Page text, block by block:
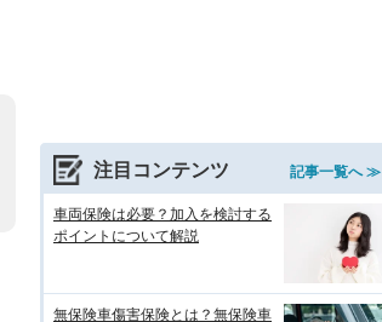
注目コンテンツ 記事一覧へ ≫
車両保険は必要？加入を検討する
ポイントについて解説
無保険車傷害保険とは？無保険車